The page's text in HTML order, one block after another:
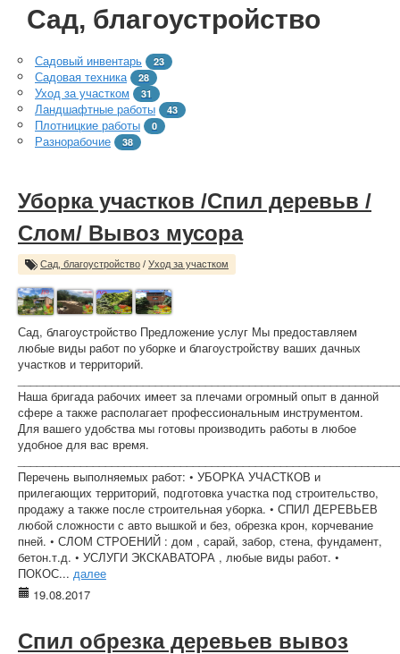
Сад, благоустройство
Садовый инвентарь 23
Садовая техника 28
Уход за участком 31
Ландшафтные работы 43
Плотницкие работы 0
Разнорабочие 38
Уборка участков /Спил деревьв /
Слом/ Вывоз мусора
Сад, благоустройство / Уход за участком
Сад, благоустройство Предложение услуг Мы предоставляем
любые виды работ по уборке и благоустройству ваших дачных
участков и территорий.
Наша бригада рабочих имеет за плечами огромный опыт в данной
сфере а также располагает профессиональным инструментом.
Для вашего удобства мы готовы производить работы в любое
удобное для вас время.
Перечень выполняемых работ: • УБОРКА УЧАСТКОВ и
прилегающих территорий, подготовка участка под строительство,
продажу а также после строительная уборка. • СПИЛ ДЕРЕВЬЕВ
любой сложности с авто вышкой и без, обрезка крон, корчевание
пней. • СЛОМ СТРОЕНИЙ : дом , сарай, забор, стена, фундамент,
бетон.т.д. • УСЛУГИ ЭКСКАВАТОРА , любые виды работ. •
ПОКОС... далее
19.08.2017
Спил обрезка деревьев вывоз